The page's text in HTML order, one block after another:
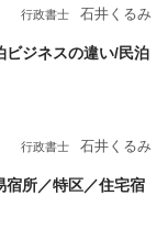
行政書士 石井くるみ
ビジネスの違い/民泊
行政書士 石井くるみ
所／特区／住宅宿